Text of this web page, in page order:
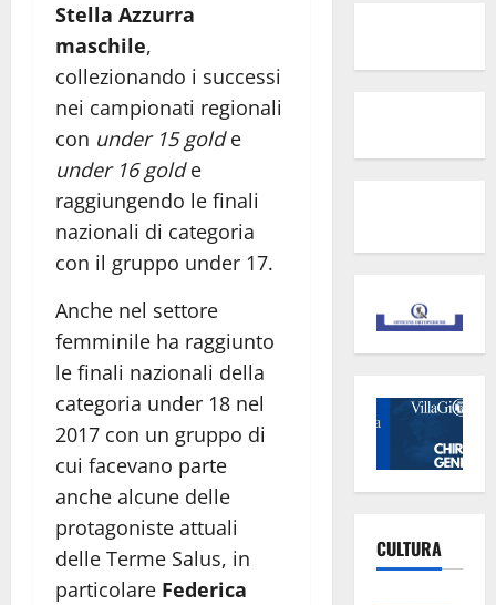
Stella Azzurra
maschile,
collezionando i successi
nei campionati regionali
con under 15 golde
under 16 golde
raggiungendo le finali
nazionali di categoria
con il gruppo under 17.
Anche nel settore
femminile ha raggiunto
le finali nazionali della
categoria under 18 nel
2017 con un gruppo di
cui facevano parte
anche alcune delle
protagoniste attuali
delle Terme Salus, in
particolare Federica
CULTURA